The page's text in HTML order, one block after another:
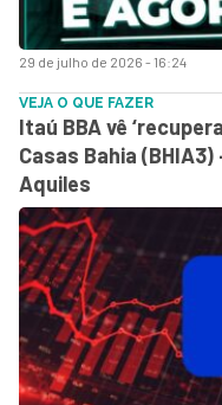
29 de julho de 2026 - 16:24
VEJA O QUE FAZER
Itaú BBA vê
Casas Bahia
Aquiles